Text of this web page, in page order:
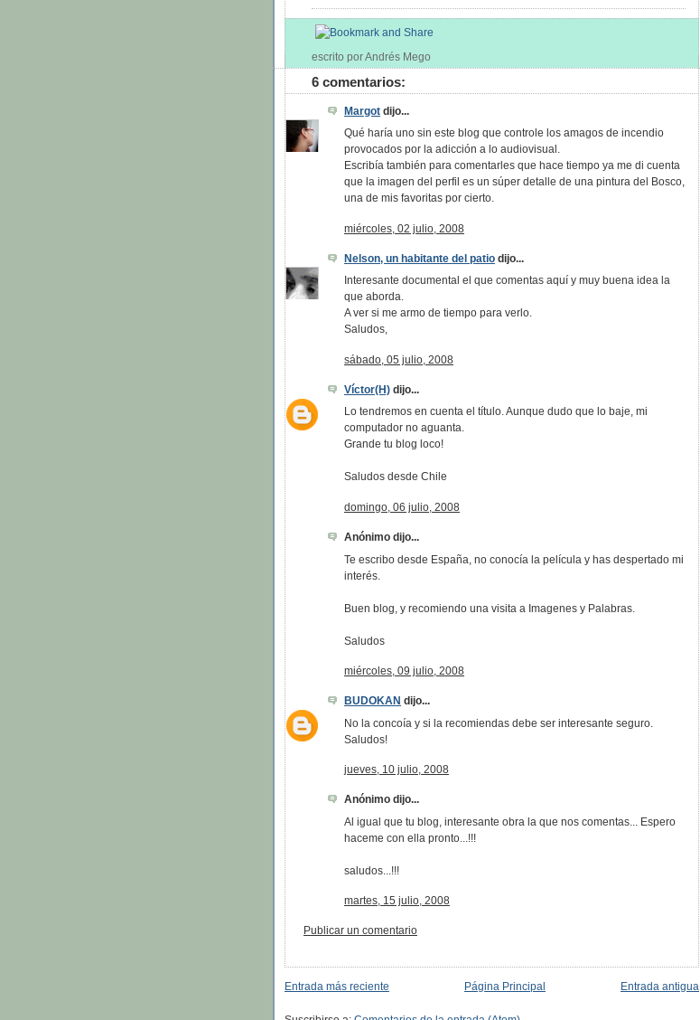
escrito por Andrés Mego
6 comentarios:
Margot dijo...
Qué haría uno sin este blog que controle los amagos de incendio
provocados por la adicción a lo audiovisual.
Escribía también para comentarles que hace tiempo ya me di cuenta
que la imagen del perfil es un súper detalle de una pintura del Bosco,
una de mis favoritas por cierto.
miércoles, 02 julio, 2008
Nelson, un habitante del patio dijo...
Interesante documental el que comentas aquí y muy buena idea la
que aborda.
A ver si me armo de tiempo para verlo.
Saludos,
sábado, 05 julio, 2008
Víctor(H) dijo...
Lo tendremos en cuenta el título. Aunque dudo que lo baje, mi
computador no aguanta.
Grande tu blog loco!
Saludos desde Chile
domingo, 06 julio, 2008
Anónimo dijo...
Te escribo desde España, no conocía la película y has despertado mi
interés.
Buen blog, y recomiendo una visita a Imagenes y Palabras.
Saludos
miércoles, 09 julio, 2008
BUDOKAN dijo...
No la concoía y si la recomiendas debe ser interesante seguro.
Saludos!
jueves, 10 julio, 2008
Anónimo dijo...
Al igual que tu blog, interesante obra la que nos comentas... Espero
haceme con ella pronto...!!!
saludos...!!!
martes, 15 julio, 2008
Publicar un comentario
Entrada más reciente Entrada antigua
Página Principal